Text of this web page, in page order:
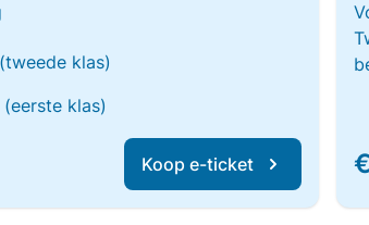
(tweede klas)
(eerste klas)
Koop e-ticket